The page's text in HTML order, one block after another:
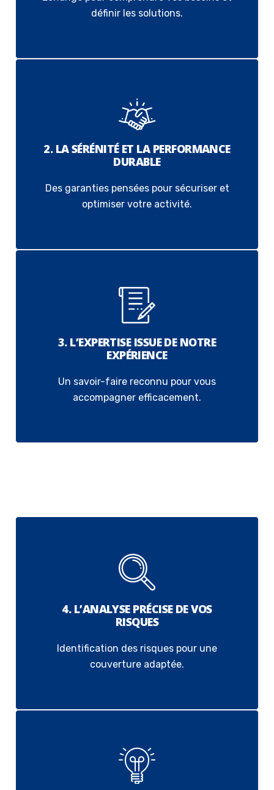
définir les solutions.
2. LA SÉRÉNITÉ ET LA PERFORMANCE
DURABLE
Des garanties pensées pour sécuriser et
optimiser votre activité.
3. L’EXPERTISE ISSUE DE NOTRE
EXPÉRIENCE
Un savoir-faire reconnu pour vous
accompagner efficacement.
4. L’ANALYSE PRÉCISE DE VOS
RISQUES
Identification des risques pour une
couverture adaptée.